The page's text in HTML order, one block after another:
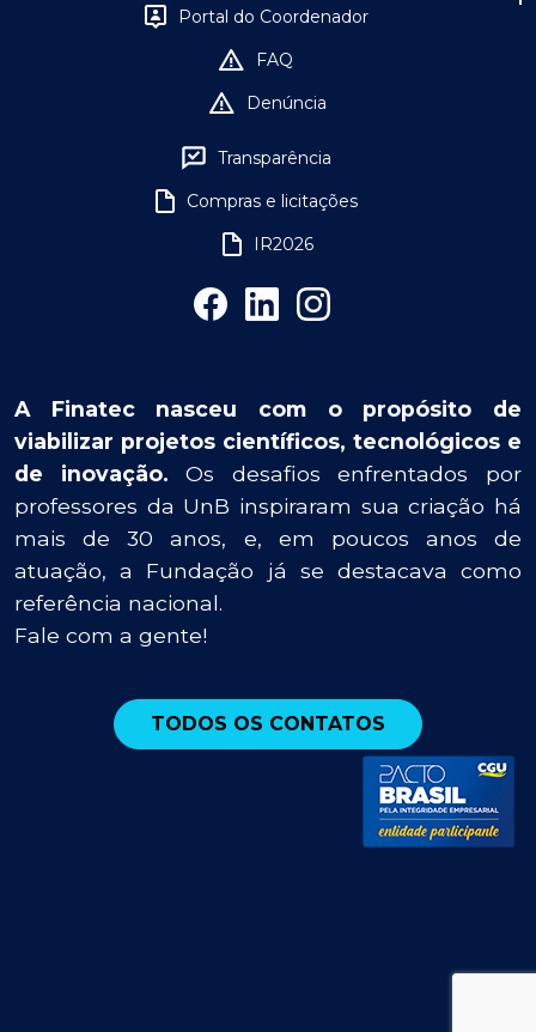
Portal do Coordenador
FAQ
Denúncia
Transparência
Compras e licitações
IR2026
A Finatec nasceu com o propósito de
viabilizar projetos científicos, tecnológicos e
de inovação. Os desafios enfrentados por
professores da UnB inspiraram sua criação há
mais de 30 anos, e, em poucos anos de
atuação, a Fundação já se destacava como
referência nacional.
Fale com a gente!
TODOS OS CONTATOS